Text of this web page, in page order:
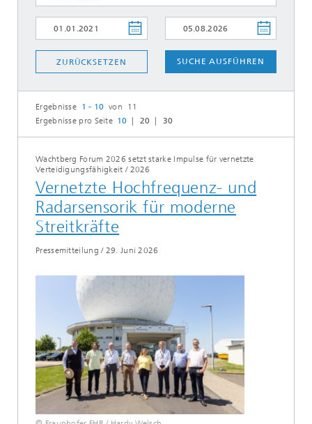
ZURÜCKSETZEN SUCHE AUSFÜHREN
Ergebnisse 1 - 10 von 11
Ergebnisse pro Seite 10 20 30
Wachtberg Forum 2026 setzt starke Impulse für vernetzte
Verteidigungsfähigkeit / 2026
Vernetzte Hochfrequenz- und
Radarsensorik für moderne
Streitkräfte
Pressemitteilung / 29. Juni 2026